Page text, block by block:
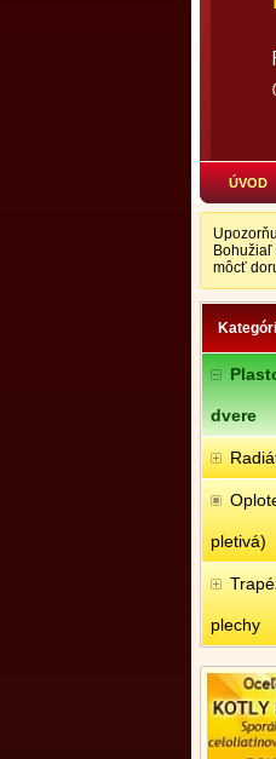
ÚVOD
Bohužiaľ
môcť
dvere
pletivá)
plechy